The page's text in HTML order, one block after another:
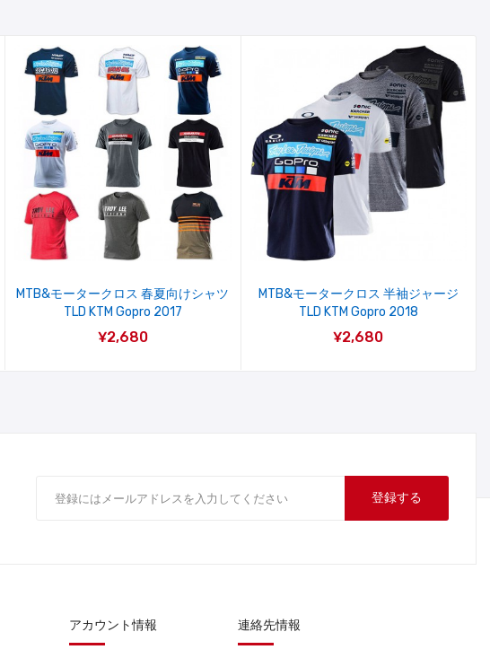
MTB&モータークロス 春夏向けシャツ
TLD KTM Gopro 2017
¥2,680
MTB&モータークロス 半袖ジャージ
TLD KTM Gopro 2018
¥2,680
登録する
アカウント情報 連絡先情報